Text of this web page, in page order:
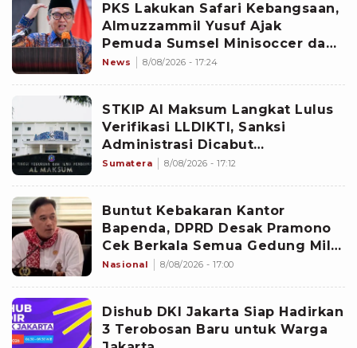
PKS Lakukan Safari Kebangsaan,
Almuzzammil Yusuf Ajak
Pemuda Sumsel Minisoccer dan
Promosi Kuliner Pempek di
News 8/08/2026 - 17:24
STKIP Al Maksum Langkat Lulus
Verifikasi LLDIKTI, Sanksi
Administrasi Dicabut
Kemdiktisaintek
Sumatera 8/08/2026 - 17:12
Buntut Kebakaran Kantor
Bapenda, DPRD Desak Pramono
Cek Berkala Semua Gedung Milik
Pemprov Jakarta
Nasional 8/08/2026 - 17:00
Dishub DKI Jakarta Siap Hadirkan
3 Terobosan Baru untuk Warga